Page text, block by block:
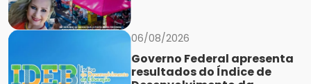
06/08/2026
Governo Federal apresenta
resultados do Índice de